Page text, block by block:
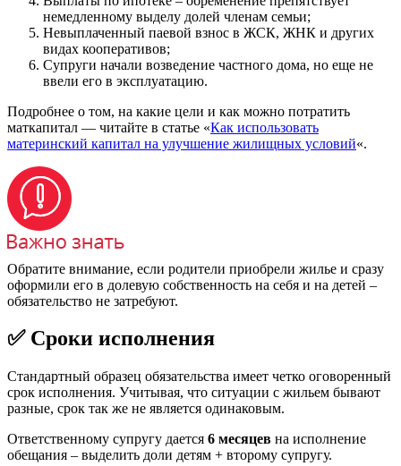
немедленному выделу долей членам семьи;
Невыплаченный паевой взнос в ЖСК, ЖНК и других
видах кооперативов;
Супруги начали возведение частного дома, но еще не
ввели его в эксплуатацию.
Подробнее о том, на какие цели и как можно потратить
маткапитал — читайте в статье «Как использовать
материнский капитал на улучшение жилищных условий«.
Обратите внимание, если родители приобрели жилье и сразу
оформили его в долевую собственность на себя и на детей –
обязательство не затребуют.
✅ Сроки исполнения
Стандартный образец обязательства имеет четко оговоренный
срок исполнения. Учитывая, что ситуации с жильем бывают
разные, срок так же не является одинаковым.
Ответственному супругу дается 6 месяцев на исполнение
обещания – выделить доли детям + второму супругу.